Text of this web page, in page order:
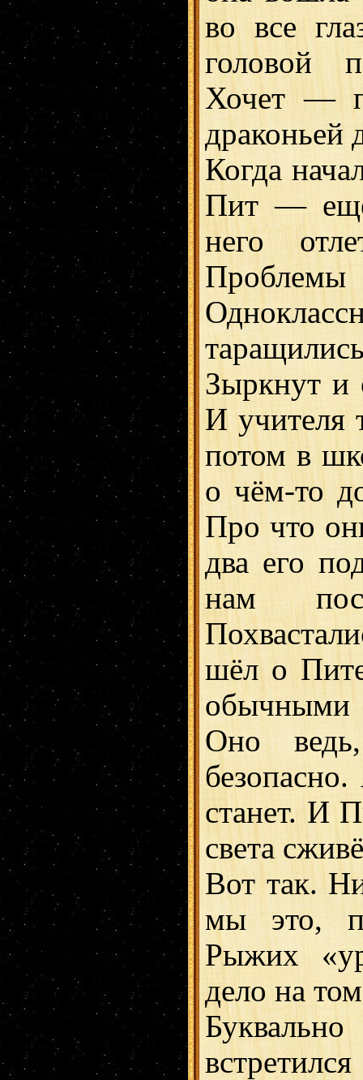
во все
головой
Хочет —
драконьей
Когда
Пит — ещё
него
Зыркнут и
И учителя
потом в
о чём-то
Про что
два его
нам
шёл о
обычными
Оно
станет. И
света
Вот так.
мы это,
Рыжих
дело на